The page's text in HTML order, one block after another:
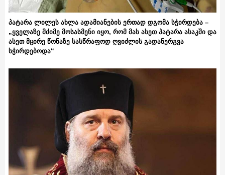
პატარა ლილეს ახლა ადამიანების ერთად დგომა სჭირდება –
„ყველაზე მძიმე მოსასმენი იყო, რომ მას ასეთ პატარა ასაკში და
ასეთ მცირე წონაზე სასწრაფოდ ღვიძლის გადანერგვა
სჭირდებოდა“